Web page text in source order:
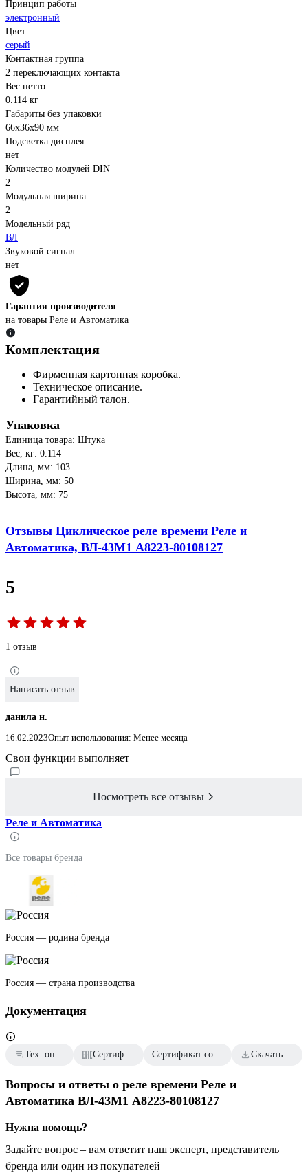
Принцип работы
электронный
Цвет
серый
Контактная группа
2 переключающих контакта
Вес нетто
0.114 кг
Габариты без упаковки
66х36х90 мм
Подсветка дисплея
нет
Количество модулей DIN
2
Модульная ширина
2
Модельный ряд
ВЛ
Звуковой сигнал
нет
Гарантия производителя
на товары Реле и Автоматика
Комплектация
Фирменная картонная коробка.
Техническое описание.
Гарантийный талон.
Упаковка
Единица товара: Штука
Вес, кг: 0.114
Длина, мм: 103
Ширина, мм: 50
Высота, мм: 75
Отзывы Циклическое реле времени Реле и
Автоматика, ВЛ-43М1 A8223-80108127
5
1 отзыв
Написать отзыв
данила н.
16.02.2023Опыт использования: Менее месяца
Свои функции выполняет
Посмотреть все отзывы
Реле и Автоматика
Все товары бренда
Россия — родина бренда
Россия — страна производства
Документация
Тех. описание к ВЛ-43М1 Сертификаты соответствия Сертификат соответствия от 2024.09.04 Скачать всю документацию
Вопросы и ответы о реле времени Реле и
Автоматика ВЛ-43М1 A8223-80108127
Нужна помощь?
Задайте вопрос – вам ответит наш эксперт, представитель
бренда или один из покупателей